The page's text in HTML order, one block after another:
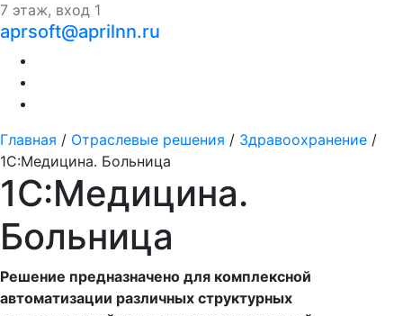
7 этаж, вход 1
aprsoft@aprilnn.ru
Главная / Отраслевые решения / Здравоохранение /
1С:Медицина. Больница
1С:Медицина.
Больница
Решение предназначено для комплексной
автоматизации различных структурных